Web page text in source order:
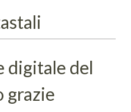
digitale del
grazie